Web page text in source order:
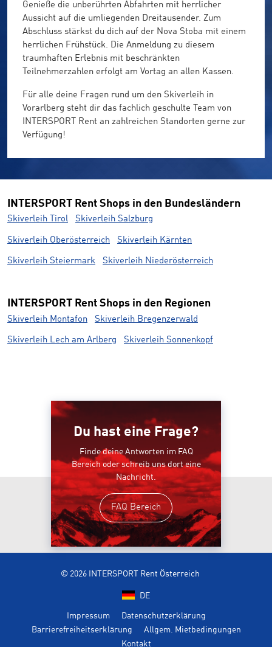
Genieße die unberührten Abfahrten mit herrlicher
Aussicht auf die umliegenden Dreitausender. Zum
Abschluss stärkst du dich auf der Nova Stoba mit einem
herrlichen Frühstück. Die Anmeldung zu diesem
traumhaften Erlebnis mit beschränkten
Teilnehmerzahlen erfolgt am Vortag an allen Kassen.
Für alle deine Fragen rund um den Skiverleih in
Vorarlberg steht dir das fachlich geschulte Team von
INTERSPORT Rent an zahlreichen Standorten gerne zur
Verfügung!
INTERSPORT Rent Shops in den Bundesländern
Skiverleih Tirol Skiverleih Salzburg
Skiverleih Oberösterreich Skiverleih Kärnten
Skiverleih Steiermark Skiverleih Niederösterreich
INTERSPORT Rent Shops in den Regionen
Skiverleih Montafon Skiverleih Bregenzerwald
Skiverleih Lech am Arlberg Skiverleih Sonnenkopf
Du hast eine Frage?
Finde deine Antworten im FAQ
Bereich oder schreib uns dort eine
Nachricht.
FAQ Bereich
© 2026 INTERSPORT Rent Österreich
DE
Impressum
Datenschutzerklärung
Barrierefreiheitserklärung
Allgem. Mietbedingungen
Kontakt